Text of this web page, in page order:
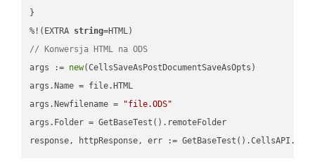
}
%!(EXTRA string
// Konwersja HTML na ODS
args := new(CellsSaveAsPostDocumentSaveAsOpts)
args.Name = file.HTML
args.Newfilename =
"file.ODS"
args.Folder = GetBaseTest().remoteFolder